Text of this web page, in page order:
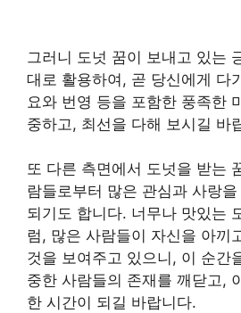
그러니 도넛 꿈이 보내고 있는
대로 활용하여, 곧 당신에게 다
요와 번영 등을 포함한 풍족한
중하고, 최선을 다해 보시길 바
또 다른 측면에서 도넛을 받는
람들로부터 많은 관심과 사랑
되기도 합니다. 너무나 맛있는
럼, 많은 사람들이 자신을 아끼
것을 보여주고 있으니, 이 순간
중한 사람들의 존재를 깨닫고,
한 시간이 되길 바랍니다.